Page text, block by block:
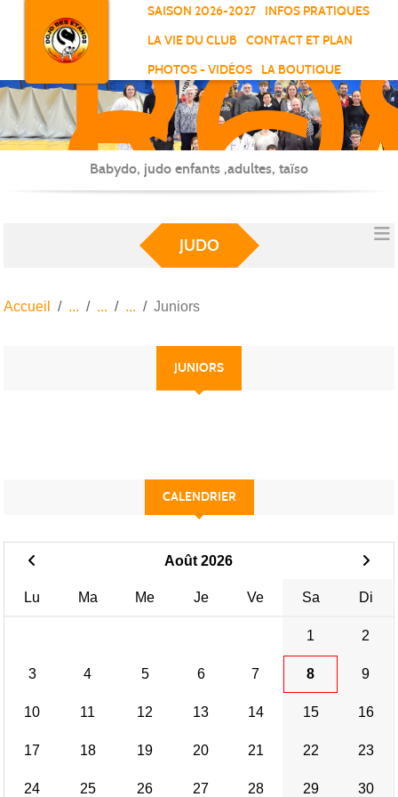
SAISON 2026-2027
INFOS PRATIQUES
LA VIE DU CLUB
CONTACT ET PLAN
PHOTOS - VIDÉOS
LA BOUTIQUE
-
-
Babydo, judo enfants ,adultes, taïso
JUDO
Accueil Juniors
JUNIORS
CALENDRIER
Août 2026
Lu Ma Me Je Ve Sa Di
1 2
3 4 5 6 7 8 9
10 11 12 13 14 15 16
17 18 19 20 21 22 23
24 25 26 27 28 29 30
Panneau de gestion des cookies